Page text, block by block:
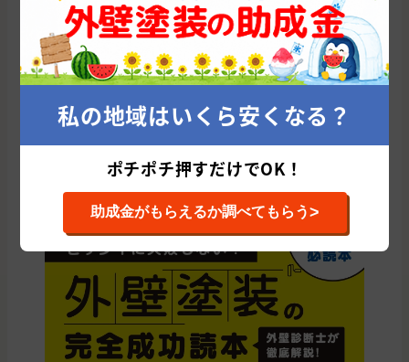
岩手県の他の市区町村から外壁塗装会社を
探す
岩手郡 宮古市 九戸郡 胆沢郡 遠野市 陸前高田市
二戸郡 二戸市 八幡平市 釜石市 久慈市 下閉伊郡
和賀郡 西磐井郡 気仙郡 上閉伊郡
私の地域はいくら安くなる？
ポチポチ押すだけでOK！
助成金がもらえるか調べてもらう>